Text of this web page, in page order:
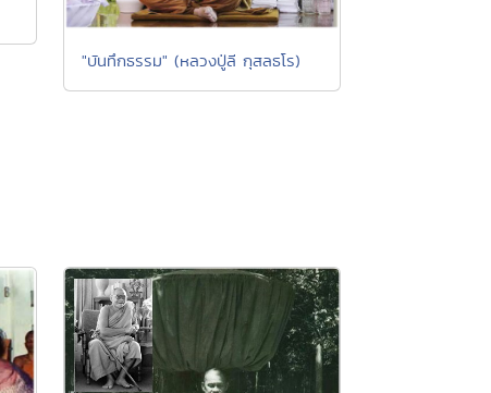
"บันทึกธรรม" (หลวงปู่ลี กุสลธโร)